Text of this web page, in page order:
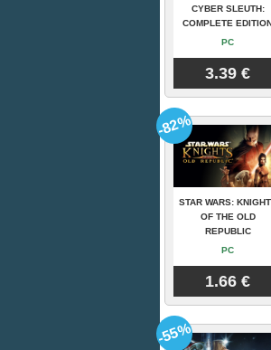
CYBER SLEUTH:
COMPLETE
PC
3.39 €
STAR WARS:
OF THE OLD
REPUBLIC
PC
1.66 €
-82%
-55%